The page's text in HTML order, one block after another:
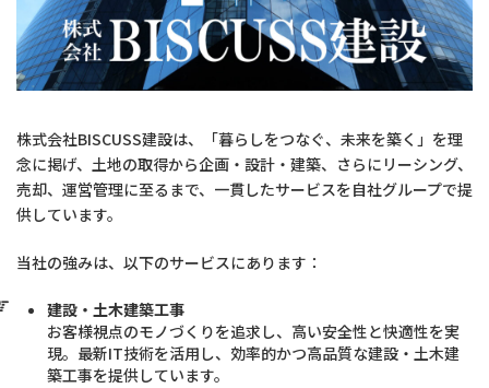
株式会社BISCUSS建設は、「暮らしをつなぐ、未来を築く」を理
念に掲げ、土地の取得から企画・設計・建築、さらにリーシング、
売却、運営管理に至るまで、一貫したサービスを自社グループで提
供しています。
当社の強みは、以下のサービスにあります：​
建設・土木建築工事
​お客様視点のモノづくりを追求し、高い安全性と快適性を実
現。最新IT技術を活用し、効率的かつ高品質な建設・土木建
築工事を提供しています。